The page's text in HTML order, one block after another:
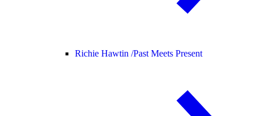
Richie Hawtin /Past Meets Present